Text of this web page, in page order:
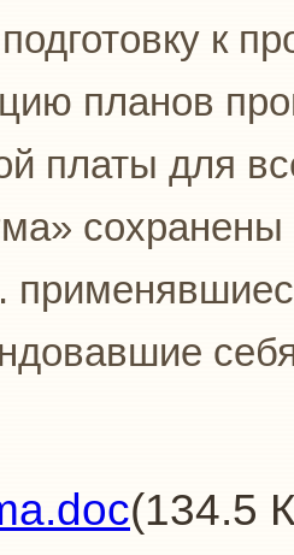
к
планов
платы для
сохранены
(134.5